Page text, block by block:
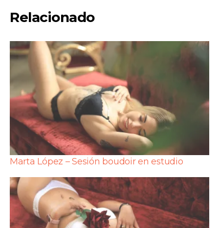
Relacionado
Marta López – Sesión boudoir en estudio